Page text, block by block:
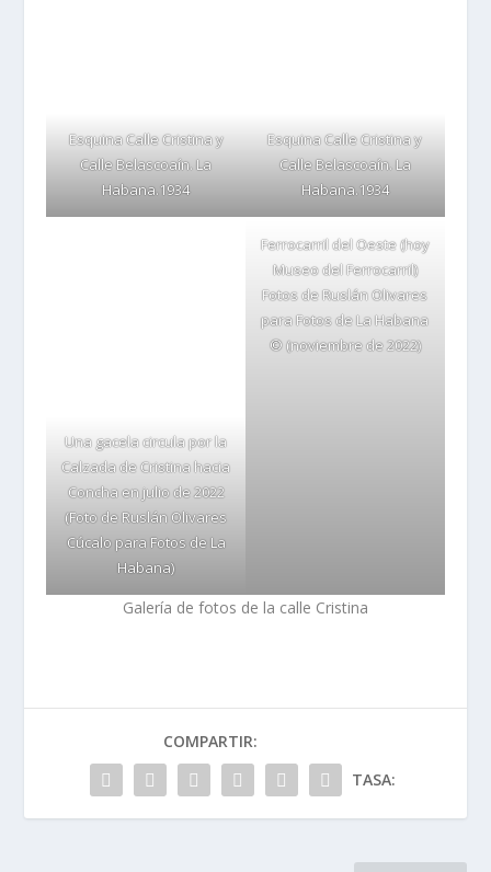
Esquina Calle Cristina y
Calle Belascoaín. La
Habana.1934
Esquina Calle Cristina y
Calle Belascoaín. La
Habana.1934
Una gacela circula por la
Calzada de Cristina hacia
Concha en julio de 2022
(Foto de Ruslán Olivares
Cúcalo para Fotos de La
Habana)
Ferrocarril del Oeste (hoy
Museo del Ferrocarril)
Fotos de Ruslán Olivares
para Fotos de La Habana
© (noviembre de 2022)
Galería de fotos de la calle Cristina
COMPARTIR:
TASA: